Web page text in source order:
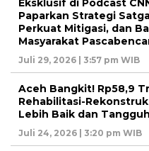
Eksklusif di Podcast
Paparkan Strategi
Perkuat Mitigasi, dan
Masyarakat
Juli 29, 2026 | 3:57 pm WIB
Aceh Bangkit! Rp58,9
Rehabilitasi-
Lebih Baik dan Tangguh
Juli 24, 2026 | 3:20 pm WIB